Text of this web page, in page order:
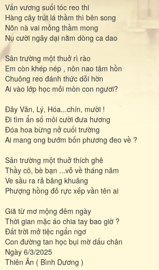
Vấn vương suối tóc reo thi
Hàng cây trút lá thầm thì bên song
Nõn nà vai mỏng thầm mong
Nụ cười ngây dại nằm dòng ca dao
Sân trường một thuở rì rào
Em còn khép nép , nôn nao tâm hồn
Chuông reo đánh thức dỗi hờn
Ai vào lớp học mỏi mòn con ngươi?
Đây Văn, Lý, Hóa...chín, mười !
Đi tìm ẩn số môi cười đưa hương
Đóa hoa bừng nở cuối trường
Ai mang ong bướm bốn phương đeo về ?
Sân trường một thuở thích ghê
Thầy cô, bè bạn ...vỗ về tháng năm
Ve sầu ra rả bâng khuâng
Phượng hồng đỏ rực xếp vần tên ai
Giã từ mơ mộng đêm ngày
Thời gian mặc áo chia tay bao giờ ?
Đất trời mở tiệc ngẩn ngơ
Con đường tan học bụi mờ dấu chân
Ngày 6/3/2025
Thiên Ân ( Bình Dương )